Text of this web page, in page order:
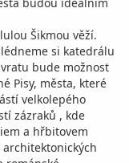
Šikmou věží.
si katedrálu
bude možnost
Pisy, města, které
velkolepého
zázraků , kde
a hřbitovem